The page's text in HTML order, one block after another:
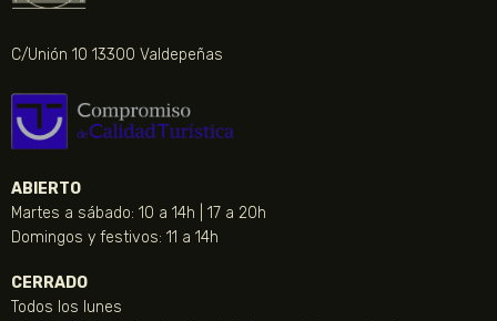
C/Unión 10 13300 Valdepeñas
ABIERTO
Martes a sábado: 10 a 14h | 17 a 20h
Domingos y festivos: 11 a 14h
CERRADO
Todos los lunes